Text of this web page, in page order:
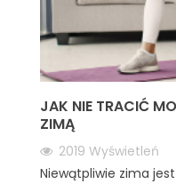
JAK NIE TRACIĆ
ZIMĄ
2019 Wyświetleń
Niewątpliwie zima